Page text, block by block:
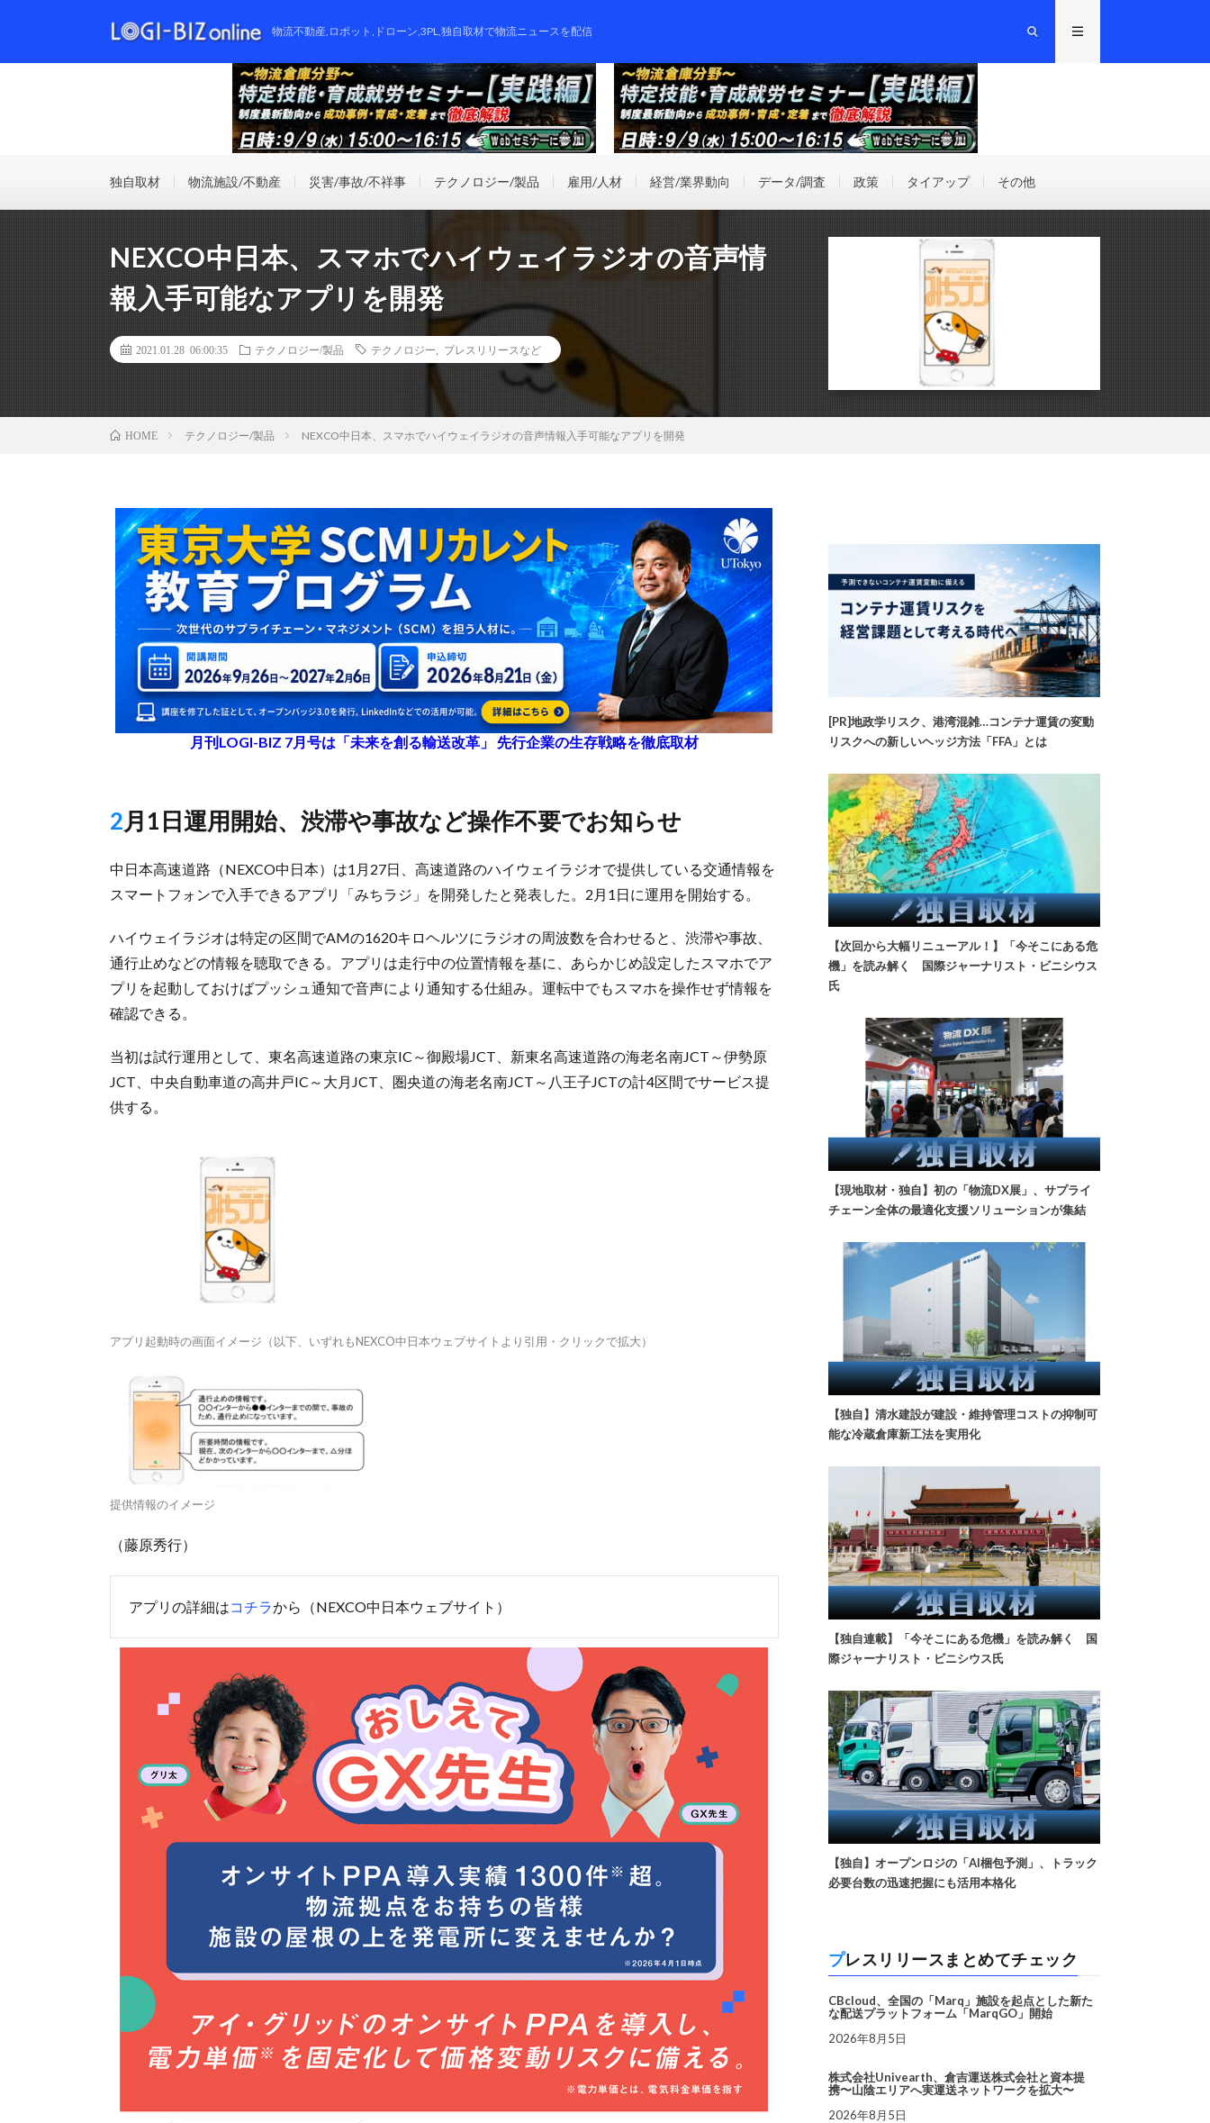
物流不動産,ロボット,ドローン,3PL,独自取材で物流ニュースを配信
独自取材 物流施設/不動産 災害/事故/不祥事 テクノロジー/製品 雇用/人材 経営/業界動向 データ/調査 政策 タイアップ その他
NEXCO中日本、スマホでハイウェイラジオの音声情
報入手可能なアプリを開発
2021.01.28 06:00:35 テクノロジー/製品 テクノロジー プレスリリースなど
HOME テクノロジー/製品 NEXCO中日本、スマホでハイウェイラジオの音声情報入手可能なアプリを開発
月刊LOGI-BIZ 7月号は「未来を創る輸送改革」 先行企業の生存戦略を徹底取材
2月1日運用開始、渋滞や事故など操作不要でお知らせ
中日本高速道路（NEXCO中日本）は1月27日、高速道路のハイウェイラジオで提供している交通情報を
スマートフォンで入手できるアプリ「みちラジ」を開発したと発表した。2月1日に運用を開始する。
ハイウェイラジオは特定の区間でAMの1620キロヘルツにラジオの周波数を合わせると、渋滞や事故、
通行止めなどの情報を聴取できる。アプリは走行中の位置情報を基に、あらかじめ設定したスマホでア
プリを起動しておけばプッシュ通知で音声により通知する仕組み。運転中でもスマホを操作せず情報を
確認できる。
当初は試行運用として、東名高速道路の東京IC～御殿場JCT、新東名高速道路の海老名南JCT～伊勢原
JCT、中央自動車道の高井戸IC～大月JCT、圏央道の海老名南JCT～八王子JCTの計4区間でサービス提
供する。
アプリ起動時の画面イメージ（以下、いずれもNEXCO中日本ウェブサイトより引用・クリックで拡大）
提供情報のイメージ
（藤原秀行）
アプリの詳細はコチラから（NEXCO中日本ウェブサイト）
[PR]地政学リスク、港湾混雑…コンテナ運賃の変動
リスクへの新しいヘッジ方法「FFA」とは
【次回から大幅リニューアル！】「今そこにある危
機」を読み解く 国際ジャーナリスト・ビニシウス
氏
【現地取材・独自】初の「物流DX展」、サプライ
チェーン全体の最適化支援ソリューションが集結
【独自】清水建設が建設・維持管理コストの抑制可
能な冷蔵倉庫新工法を実用化
【独自連載】「今そこにある危機」を読み解く 国
際ジャーナリスト・ビニシウス氏
【独自】オープンロジの「AI梱包予測」、トラック
必要台数の迅速把握にも活用本格化
プレスリリースまとめてチェック
CBcloud、全国の「Marq」施設を起点とした新た
な配送プラットフォーム「MarqGO」開始
2026年8月5日
株式会社Univearth、倉吉運送株式会社と資本提
携〜山陰エリアへ実運送ネットワークを拡大〜
2026年8月5日